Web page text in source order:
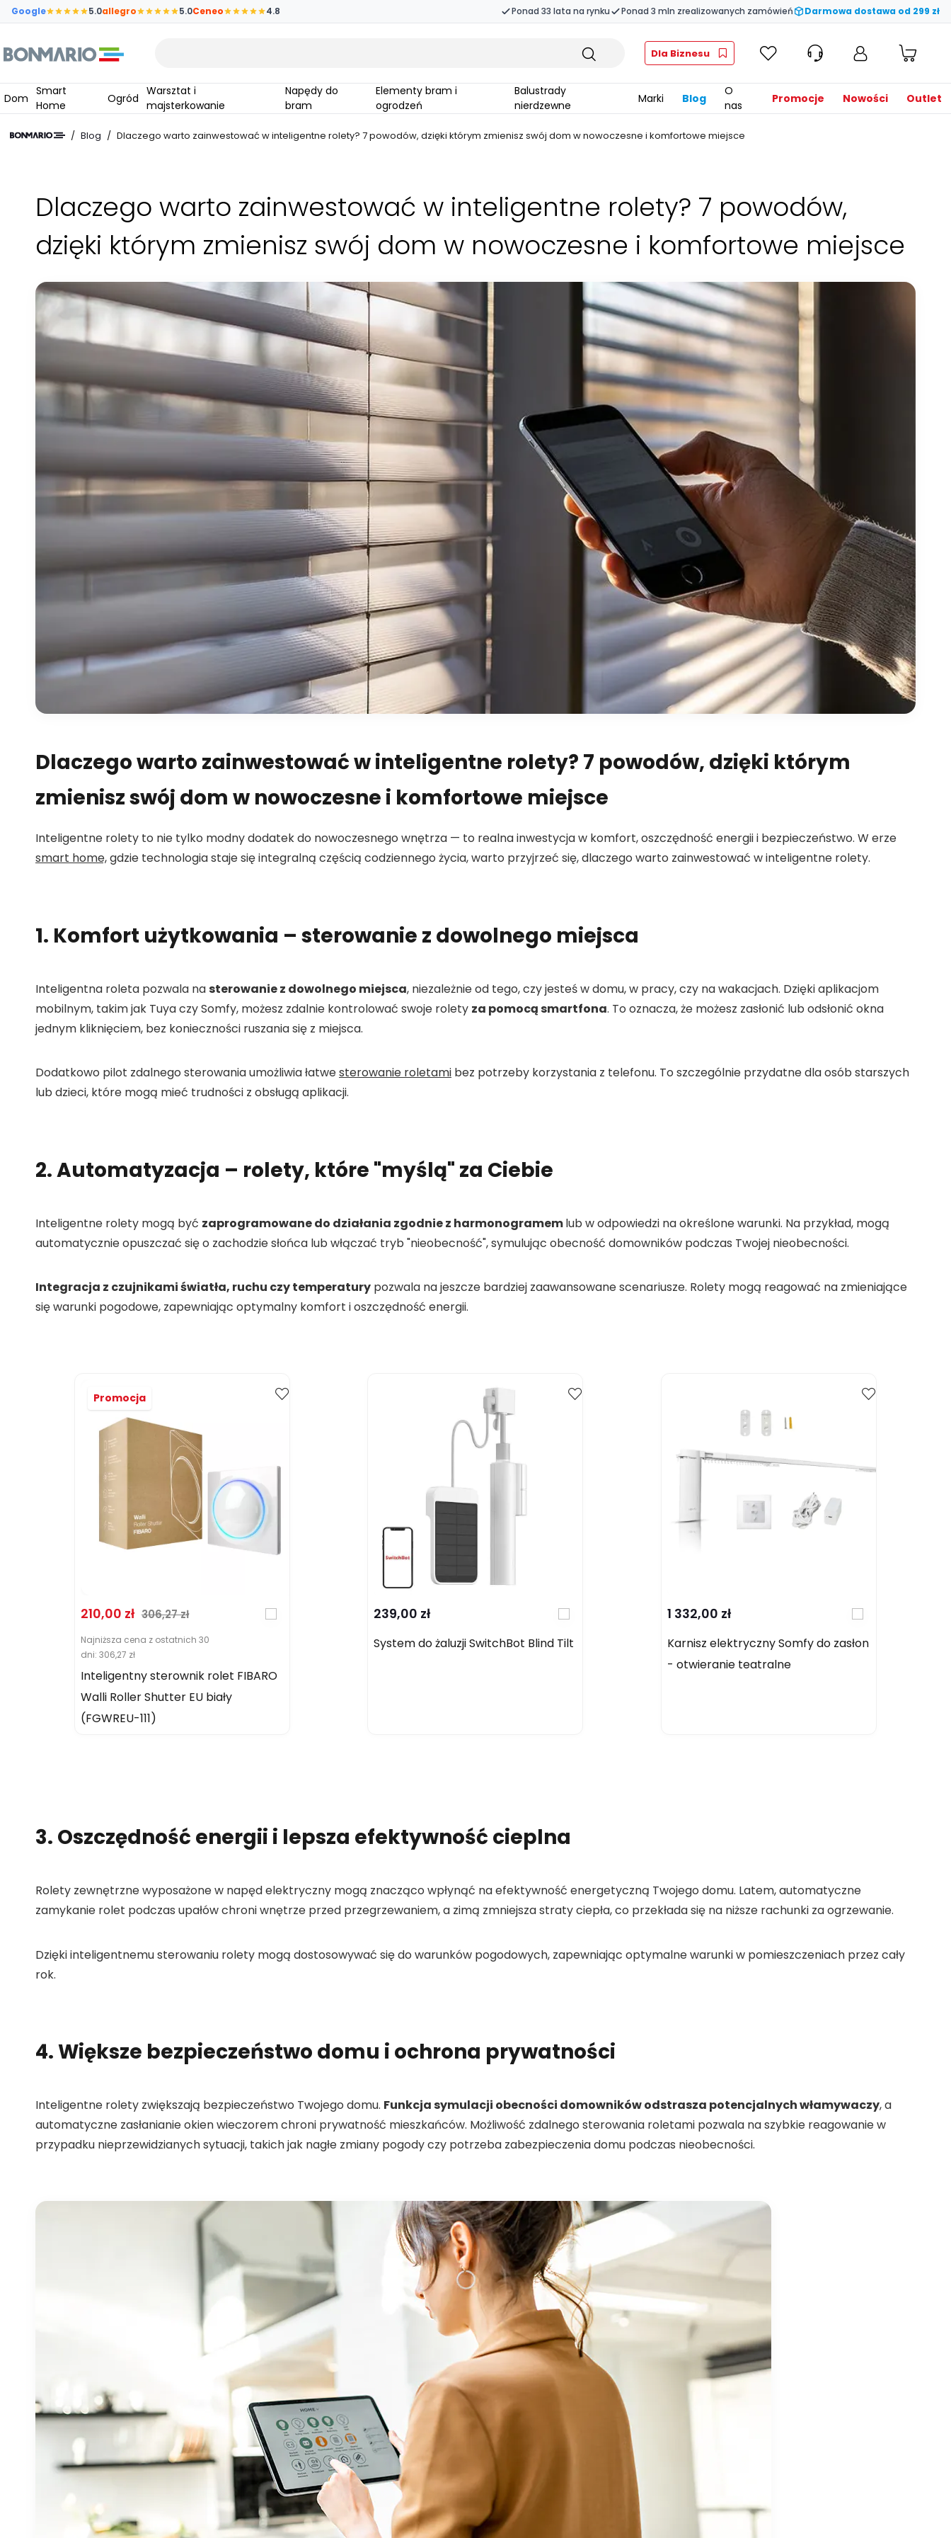
Przejdź do głównej zawartości strony
Google 5.0allegro 5.0Ceneo 4.8 Ponad 33 lata na rynku Ponad 3 mln zrealizowanych zamówień Darmowa dostawa od 299 zł
Dla Biznesu
Dom
Smart
Home
Ogród
Warsztat i
majsterkowanie
Napędy do
bram
Elementy bram i
ogrodzeń
Balustrady
nierdzewne
Marki Blog
O
nas
Promocje Nowości Outlet
/ Blog / Dlaczego warto zainwestować w inteligentne rolety? 7 powodów, dzięki którym zmienisz swój dom w nowoczesne i komfortowe miejsce
Dlaczego warto zainwestować w inteligentne rolety? 7 powodów,
dzięki którym zmienisz swój dom w nowoczesne i komfortowe miejsce
Dlaczego warto zainwestować w inteligentne rolety? 7 powodów, dzięki którym
zmienisz swój dom w nowoczesne i komfortowe miejsce
Inteligentne rolety to nie tylko modny dodatek do nowoczesnego wnętrza — to realna inwestycja w komfort, oszczędność energii i bezpieczeństwo. W erze
smart home,gdzie technologia staje się integralną częścią codziennego życia, warto przyjrzeć się, dlaczego warto zainwestować w inteligentne rolety.
1. Komfort użytkowania – sterowanie z dowolnego miejsca
Inteligentna roleta pozwala nasterowanie z dowolnego miejsca, niezależnie od tego, czy jesteś w domu, w pracy, czy na wakacjach. Dzięki aplikacjom
mobilnym, takim jak Tuya czy Somfy, możesz zdalnie kontrolować swoje rolety za pomocą smartfona. To oznacza, że możesz zasłonić lub odsłonić okna
jednym kliknięciem, bez konieczności ruszania się z miejsca.
Dodatkowo pilot zdalnego sterowania umożliwia łatwesterowanie roletami bez potrzeby korzystania z telefonu. To szczególnie przydatne dla osób starszych
lub dzieci, które mogą mieć trudności z obsługą aplikacji.
2. Automatyzacja – rolety, które "myślą" za Ciebie
Inteligentne rolety mogą być zaprogramowane do działania zgodnie z harmonogramemlub w odpowiedzi na określone warunki. Na przykład, mogą
automatycznie opuszczać się o zachodzie słońca lub włączać tryb "nieobecność", symulując obecność domowników podczas Twojej nieobecności.
Integracja z czujnikami światła, ruchu czy temperatury pozwala na jeszcze bardziej zaawansowane scenariusze. Rolety mogą reagować na zmieniające
się warunki pogodowe, zapewniając optymalny komfort i oszczędność energii.
Promocja
Cena promocyjna
210,00 zł Normalna cena
306,27 zł
Najniższa cena z ostatnich 30
dni: 306,27 zł
Inteligentny sterownik rolet FIBARO
Walli Roller Shutter EU biały
(FGWREU-111)
239,00 zł
System do żaluzji SwitchBot Blind Tilt
1 332,00 zł
Karnisz elektryczny Somfy do zasłon
- otwieranie teatralne
3. Oszczędność energii i lepsza efektywność cieplna
Rolety zewnętrzne wyposażone w napęd elektryczny mogą znacząco wpłynąć na efektywność energetyczną Twojego domu. Latem, automatyczne
zamykanie rolet podczas upałów chroni wnętrze przed przegrzewaniem, a zimą zmniejsza straty ciepła, co przekłada się na niższe rachunki za ogrzewanie.
Dzięki inteligentnemu sterowaniu rolety mogą dostosowywać się do warunków pogodowych, zapewniając optymalne warunki w pomieszczeniach przez cały
rok.
4. Większe bezpieczeństwo domu i ochrona prywatności
Inteligentne rolety zwiększają bezpieczeństwo Twojego domu. Funkcja symulacji obecności domowników odstrasza potencjalnych włamywaczy, a
automatyczne zasłanianie okien wieczorem chroni prywatność mieszkańców. Możliwość zdalnego sterowania roletami pozwala na szybkie reagowanie w
przypadku nieprzewidzianych sytuacji, takich jak nagłe zmiany pogody czy potrzeba zabezpieczenia domu podczas nieobecności.